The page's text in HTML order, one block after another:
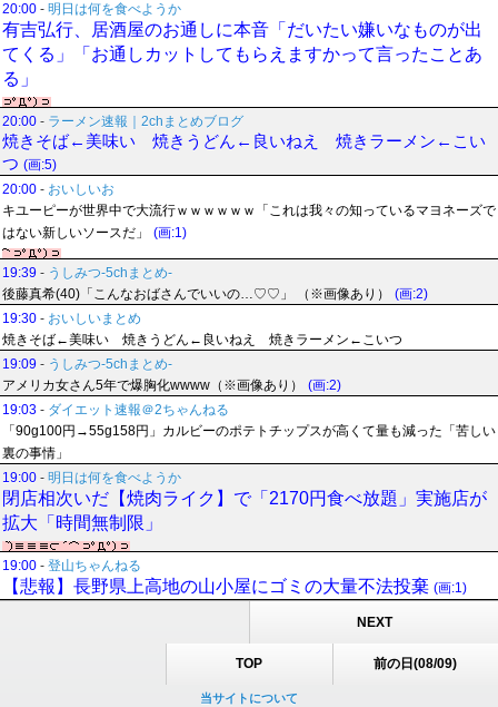
20:00 - 明日は何を食べようか
有吉弘行、居酒屋のお通しに本音「だいたい嫌いなものが出
てくる」「お通しカットしてもらえますかって言ったことあ
る」
20:00 - ラーメン速報｜2chまとめブログ
焼きそば←美味い 焼きうどん←良いねえ 焼きラーメン←こい
つ (画:5)
20:00 - おいしいお
キユーピーが世界中で大流行ｗｗｗｗｗｗ「これは我々の知っているマヨネーズで
はない新しいソースだ」
(画:1)
19:39 - うしみつ-5chまとめ-
後藤真希(40)「こんなおばさんでいいの…♡♡」 （※画像あり）
(画:2)
19:30 - おいしいまとめ
焼きそば←美味い 焼きうどん←良いねえ 焼きラーメン←こいつ
19:09 - うしみつ-5chまとめ-
アメリカ女さん5年で爆胸化wwww（※画像あり）
(画:2)
19:03 - ダイエット速報＠2ちゃんねる
「90g100円→55g158円」カルビーのポテトチップスが高くて量も減った「苦しい
裏の事情」
19:00 - 明日は何を食べようか
閉店相次いだ【焼肉ライク】で「2170円食べ放題」実施店が
拡大「時間無制限」
19:00 - 登山ちゃんねる
【悲報】長野県上高地の山小屋にゴミの大量不法投棄 (画:1)
NEXT
TOP 前の日(08/09)
当サイトについて